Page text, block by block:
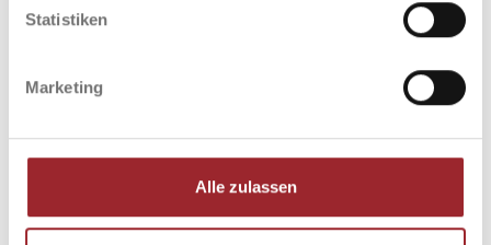
Statistiken
Marketing
Alle zulassen
SHOBU TACO
ERDGESCHOSS 1